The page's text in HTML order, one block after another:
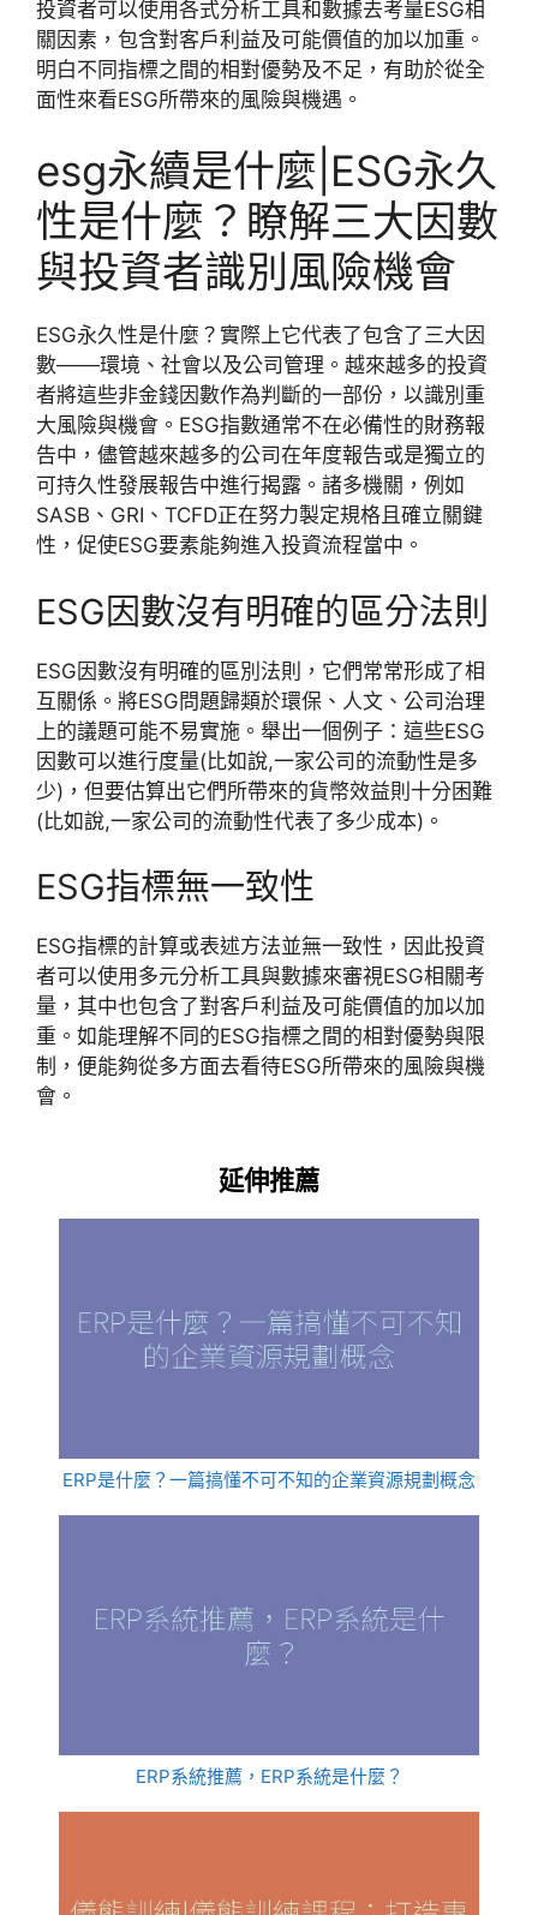
投資者可以使用各式分析工具和數據去考量ESG相
關因素，包含對客戶利益及可能價值的加以加重。
明白不同指標之間的相對優勢及不足，有助於從全
面性來看ESG所帶來的風險與機遇。
esg永續是什麼|ESG永久
性是什麼？瞭解三大因數
與投資者識別風險機會
ESG永久性是什麼？實際上它代表了包含了三大因
數───環境、社會以及公司管理。越來越多的投資
者將這些非金錢因數作為判斷的一部份，以識別重
大風險與機會。ESG指數通常不在必備性的財務報
告中，儘管越來越多的公司在年度報告或是獨立的
可持久性發展報告中進行揭露。諸多機關，例如
SASB、GRI、TCFD正在努力製定規格且確立關鍵
性，促使ESG要素能夠進入投資流程當中。
ESG因數沒有明確的區分法則
ESG因數沒有明確的區別法則，它們常常形成了相
互關係。將ESG問題歸類於環保、人文、公司治理
上的議題可能不易實施。舉出一個例子：這些ESG
因數可以進行度量(比如說,一家公司的流動性是多
少)，但要估算出它們所帶來的貨幣效益則十分困難
(比如說,一家公司的流動性代表了多少成本)。
ESG指標無一致性
ESG指標的計算或表述方法並無一致性，因此投資
者可以使用多元分析工具與數據來審視ESG相關考
量，其中也包含了對客戶利益及可能價值的加以加
重。如能理解不同的ESG指標之間的相對優勢與限
制，便能夠從多方面去看待ESG所帶來的風險與機
會。
延伸推薦
ERP是什麼？一篇搞懂不可不知的企業資源規劃概念
ERP系統推薦，ERP系統是什麼？